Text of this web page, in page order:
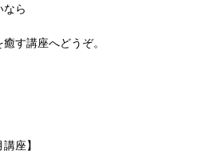
なら
す講座へどうぞ。
座】